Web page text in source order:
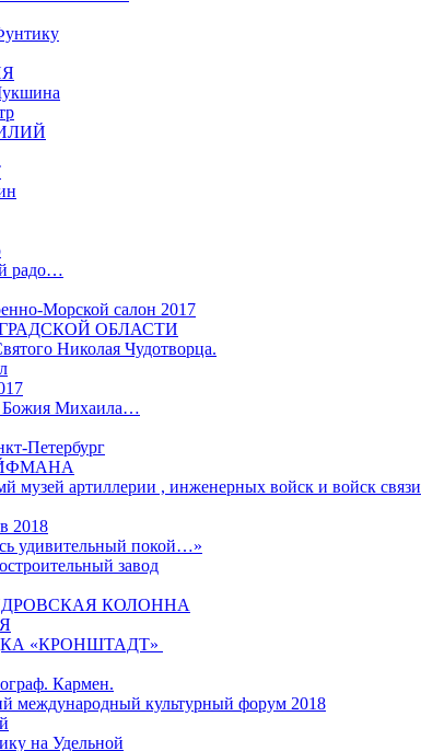
радо…
Морской салон 2017
ОБЛАСТИ
Николая Чудотворца.
Божия Михаила…
Петербург
музей артиллерии , инженерных войск и войск связи
2018
удивительный покой…»
завод
КОЛОННА
«КРОНШТАДТ»
Кармен.
международный культурный форум 2018
на Удельной